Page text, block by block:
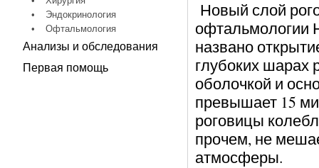
•
Эндокринология
•
Офтальмология
Анализы и обследования
Первая помощь
Новый слой
офтальмологии
названо
глубоких
оболочкой и
превышает 15
роговицы
прочем, не
атмосферы.